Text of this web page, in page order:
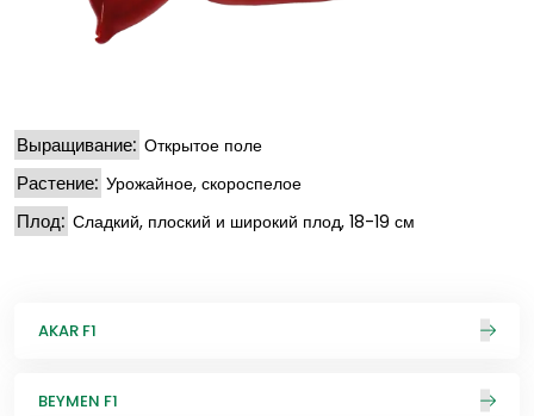
Выращивание: Открытое поле
Растение: Урожайное, скороспелое
Плод: Сладкий, плоский и широкий плод, 18-19 см
AKAR F1
BEYMEN F1